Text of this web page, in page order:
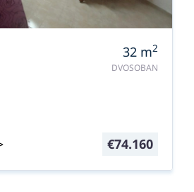
32 m2
DVOSOBAN
€74.160